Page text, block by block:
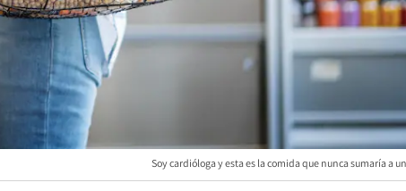
Soy cardióloga y esta es la comida que nunca sumaría a